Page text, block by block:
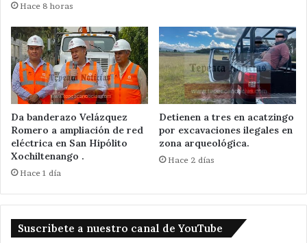
Hace 8 horas
Da banderazo Velázquez
Romero a ampliación de red
eléctrica en San Hipólito
Xochiltenango .
Hace 1 día
Detienen a tres en acatzingo
por excavaciones ilegales en
zona arqueológica.
Hace 2 días
Suscribete a nuestro canal de YouTube